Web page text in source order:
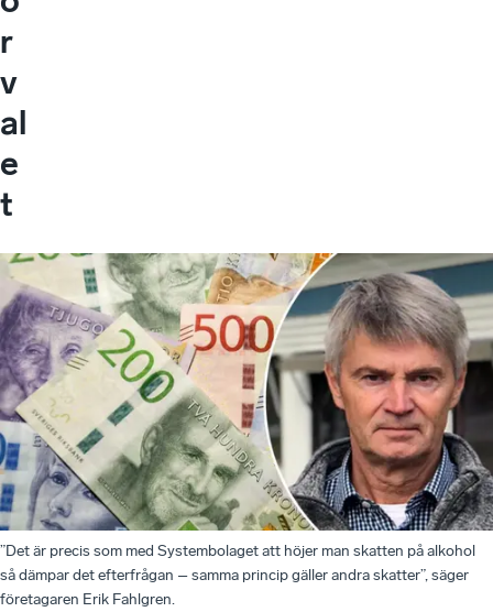
r
v
al
e
t
”Det är precis som med Systembolaget att höjer man skatten på alkohol
så dämpar det efterfrågan – samma princip gäller andra skatter”, säger
företagaren Erik Fahlgren.